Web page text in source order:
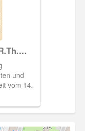
und
vom 14.